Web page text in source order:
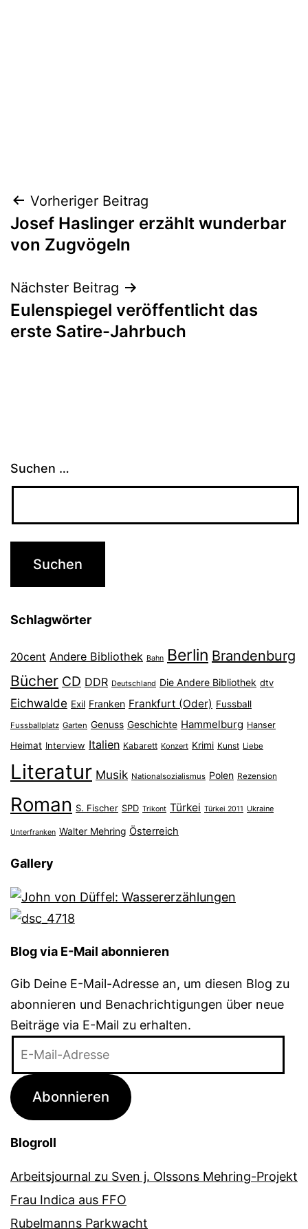
Beitragsnavigation
Vorheriger Beitrag
Josef Haslinger erzählt wunderbar
von Zugvögeln
Nächster Beitrag
Eulenspiegel veröffentlicht das
erste Satire-Jahrbuch
Suchen …
Schlagwörter
20cent Andere Bibliothek Bahn Berlin Brandenburg
Bücher CD DDR Deutschland Die Andere Bibliothek dtv
Eichwalde Exil Franken Frankfurt (Oder) Fussball
Fussballplatz Garten Genuss Geschichte Hammelburg Hanser
Heimat Interview Italien Kabarett Konzert Krimi Kunst Liebe
Literatur Musik Nationalsozialismus Polen Rezension
Roman S. Fischer SPD Trikont Türkei Türkei 2011 Ukraine
Unterfranken Walter Mehring Österreich
Gallery
Blog via E-Mail abonnieren
Gib Deine E-Mail-Adresse an, um diesen Blog zu
abonnieren und Benachrichtigungen über neue
Beiträge via E-Mail zu erhalten.
Adresse
Abonnieren
Blogroll
Arbeitsjournal zu Sven j. Olssons Mehring-Projekt
Frau Indica aus FFO
Rubelmanns Parkwacht